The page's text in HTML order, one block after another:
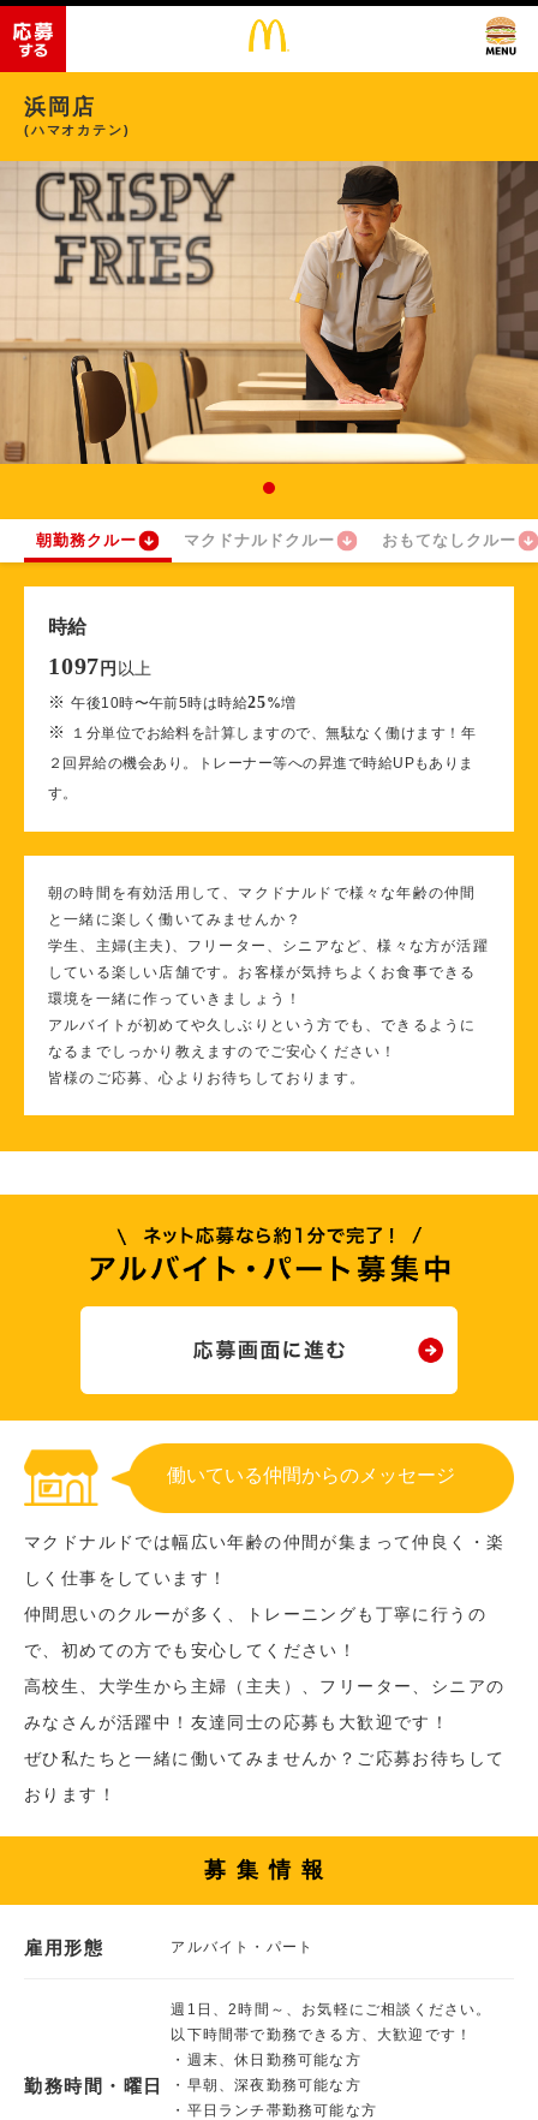
浜岡店
(ハマオカテン)
朝勤務クルー マクドナルドクルー おもてなしクルー
時給
1097 円 以上
※午後10時〜午前5時は時給25%増
※
１分単位でお給料を計算しますので、無駄なく働けます！年
２回昇給の機会あり。トレーナー等への昇進で時給UPもありま
す。
朝の時間を有効活用して、マクドナルドで様々な年齢の仲間
と一緒に楽しく働いてみませんか？
学生、主婦(主夫)、フリーター、シニアなど、様々な方が活躍
している楽しい店舗です。お客様が気持ちよくお食事できる
環境を一緒に作っていきましょう！
アルバイトが初めてや久しぶりという方でも、できるように
なるまでしっかり教えますのでご安心ください！
皆様のご応募、心よりお待ちしております。
働いている仲間からのメッセージ
マクドナルドでは幅広い年齢の仲間が集まって仲良く・楽
しく仕事をしています！
仲間思いのクルーが多く、トレーニングも丁寧に行うの
で、初めての方でも安心してください！
高校生、大学生から主婦（主夫）、フリーター、シニアの
みなさんが活躍中！友達同士の応募も大歓迎です！
ぜひ私たちと一緒に働いてみませんか？ご応募お待ちして
おります！
募集情報
雇用形態 アルバイト・パート
勤務時間・曜日
週1日、2時間～、お気軽にご相談ください。
以下時間帯で勤務できる方、大歓迎です！
・週末、休日勤務可能な方
・早朝、深夜勤務可能な方
・平日ランチ帯勤務可能な方